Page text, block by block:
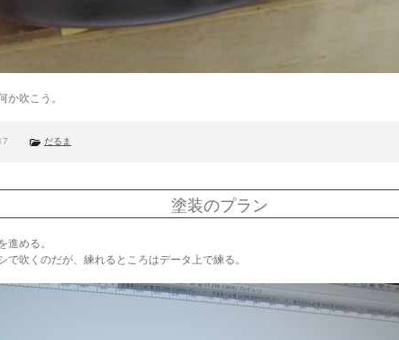
吹こう。
だるま
塗装のプラン
める。
で吹くのだが、練れるところはデータ上で練る。